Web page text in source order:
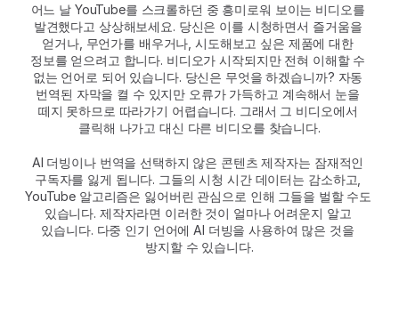
어느 날 YouTube를 스크롤하던 중 흥미로워 보이는 비디오를
발견했다고 상상해보세요. 당신은 이를 시청하면서 즐거움을
얻거나, 무언가를 배우거나, 시도해보고 싶은 제품에 대한
정보를 얻으려고 합니다. 비디오가 시작되지만 전혀 이해할 수
없는 언어로 되어 있습니다. 당신은 무엇을 하겠습니까? 자동
번역된 자막을 켤 수 있지만 오류가 가득하고 계속해서 눈을
떼지 못하므로 따라가기 어렵습니다. 그래서 그 비디오에서
클릭해 나가고 대신 다른 비디오를 찾습니다.
AI 더빙이나 번역을 선택하지 않은 콘텐츠 제작자는 잠재적인
구독자를 잃게 됩니다. 그들의 시청 시간 데이터는 감소하고,
YouTube 알고리즘은 잃어버린 관심으로 인해 그들을 벌할 수도
있습니다. 제작자라면 이러한 것이 얼마나 어려운지 알고
있습니다. 다중 인기 언어에 AI 더빙을 사용하여 많은 것을
방지할 수 있습니다.